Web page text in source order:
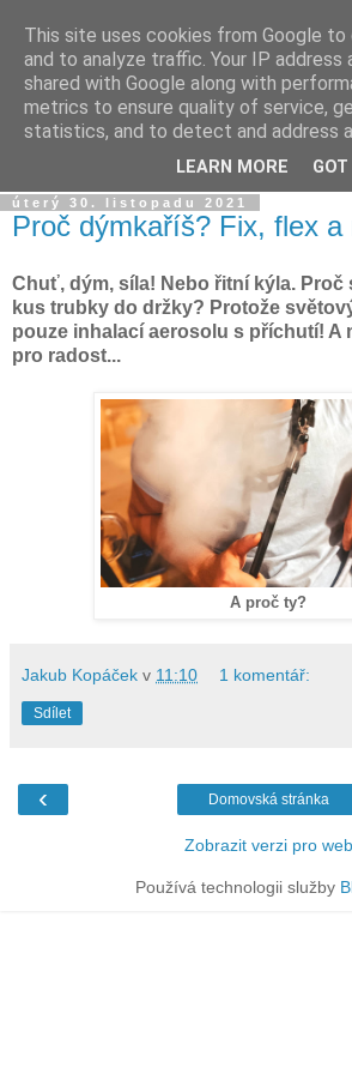
Dýmkařův koutek
Místo pro všechny, kteří se chtějí
vodních dýmek a trochu se pobavit!
úterý 30. listopadu 2021
Proč dýmkaříš? Fix, flex a
Chuť, dým, síla! Nebo řitní kýla. Proč
kus trubky do držky? Protože
pouze inhalací aerosolu s příchutí! A
pro radost...
A proč ty?
Jakub Kopáček v 11:10 1 komentář:
Sdílet
‹ Domovská stránka
Zobrazit verzi pro web
Používá technologii služby
This site uses cookies from Google
and to analyze traffic. Your IP address
shared with Google along with
metrics to ensure quality of service,
statistics, and to detect and address
LEARN MORE